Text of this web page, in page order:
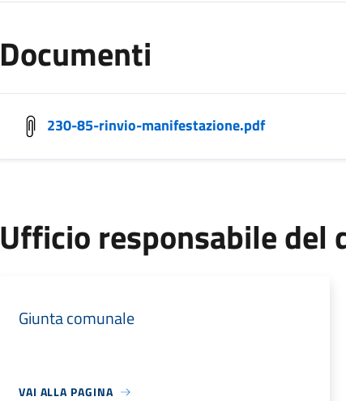
Documenti
230-85-rinvio-manifestazione.pdf
Ufficio responsabile del
Giunta comunale
VAI ALLA PAGINA